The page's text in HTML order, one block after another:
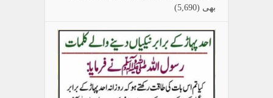
بھی (5,690)